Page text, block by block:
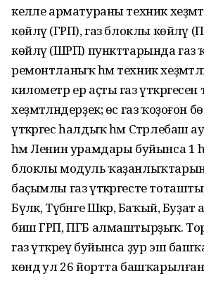
келәле арматураны техник
көйләү (ГРП), газ блоклы көйләү
көйләү (ШРП) пункттарында
ремонтланыҡ һәм техник
километр ер аҫты газ үткәргесен
хеҙмәтләндерҙек; өс газ ҡоҙоғон
үткәргес һалдыҡ һәм Стәрлебаш
һәм Ленин урамдары буйынса 1
блоклы модуль
баҫымлы газ үткәргесте
Бүләк, Түбәнге Шәкәр, Баҡый,
биш ГРП, ПГБ алмаштырҙыҡ.
газ үткәреү буйынса ҙур эш
көндә ул 26 йортта